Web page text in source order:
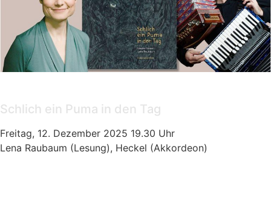
Schlich ein Puma in den Tag
Freitag, 12. Dezember 2025 19.30 Uhr
Lena Raubaum (Lesung), Heckel (Akkordeon)